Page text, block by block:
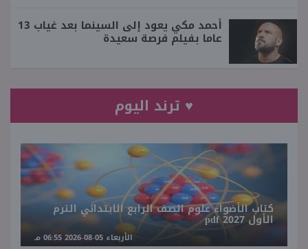
أحمد مكي يعود إلى السينما بعد غياب 13
عاما بفيلم فرصة سعيدة
♥ ترند اليوم
كتاب الأضواء علوم الصف الرابع الابتدائي الترم
الأول 2027 pdf
الأربعاء 05-08-2026 06:55 مـ